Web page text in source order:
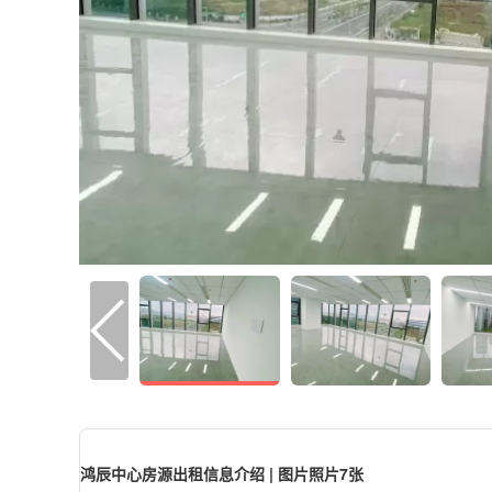
鸿辰中心房源出租信息介绍 | 图片照片7张